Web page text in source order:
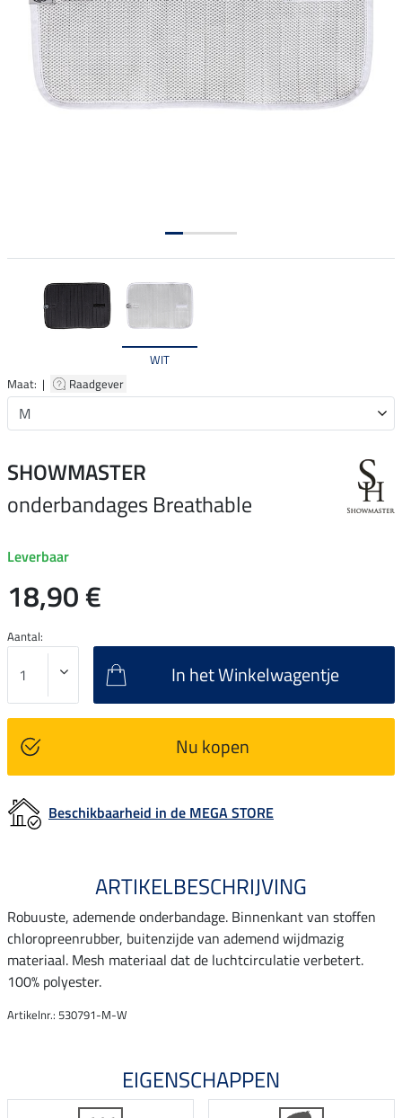
WIT
Maat: |
Raadgever
SHOWMASTER
onderbandages Breathable
Leverbaar
18,90 €
Aantal:
In het Winkelwagentje
Nu kopen
Beschikbaarheid in de MEGA STORE
ARTIKELBESCHRIJVING
Robuuste, ademende onderbandage. Binnenkant van stoffen
chloropreenrubber, buitenzijde van ademend wijdmazig
materiaal. Mesh materiaal dat de luchtcirculatie verbetert.
100% polyester.
Artikelnr.: 530791-M-W
EIGENSCHAPPEN